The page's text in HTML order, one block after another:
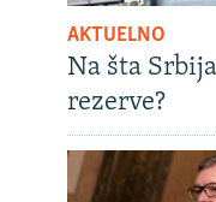
AKTUELNO
Na šta
rezerve?